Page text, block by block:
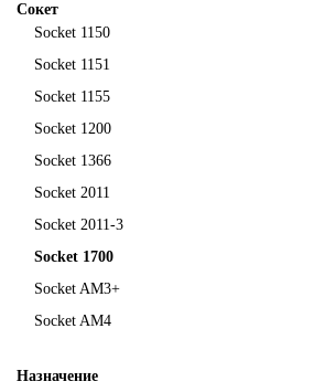
Сокет
Socket 1150
Socket 1151
Socket 1155
Socket 1200
Socket 1366
Socket 2011
Socket 2011-3
Socket 1700
Socket AM3+
Socket AM4
Назначение